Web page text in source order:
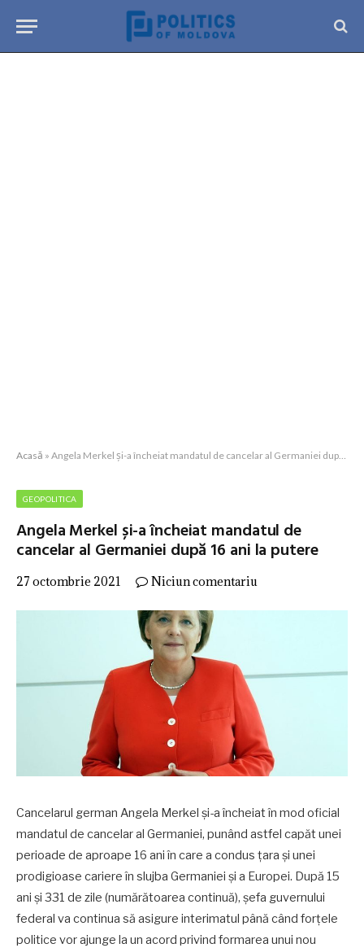
Acasă » Angela Merkel și-a încheiat mandatul de cancelar al Germaniei după 16 ani la putere
GEOPOLITICA
Angela Merkel și-a încheiat mandatul de
cancelar al Germaniei după 16 ani la putere
27 octombrie 2021 Niciun comentariu
Cancelarul german Angela Merkel și-a încheiat în mod oficial
mandatul de cancelar al Germaniei, punând astfel capăt unei
perioade de aproape 16 ani în care a condus țara și unei
prodigioase cariere în slujba Germaniei și a Europei. După 15
ani și 331 de zile (numărătoarea continuă), șefa guvernului
federal va continua să asigure interimatul până când forțele
politice vor ajunge la un acord privind formarea unui nou